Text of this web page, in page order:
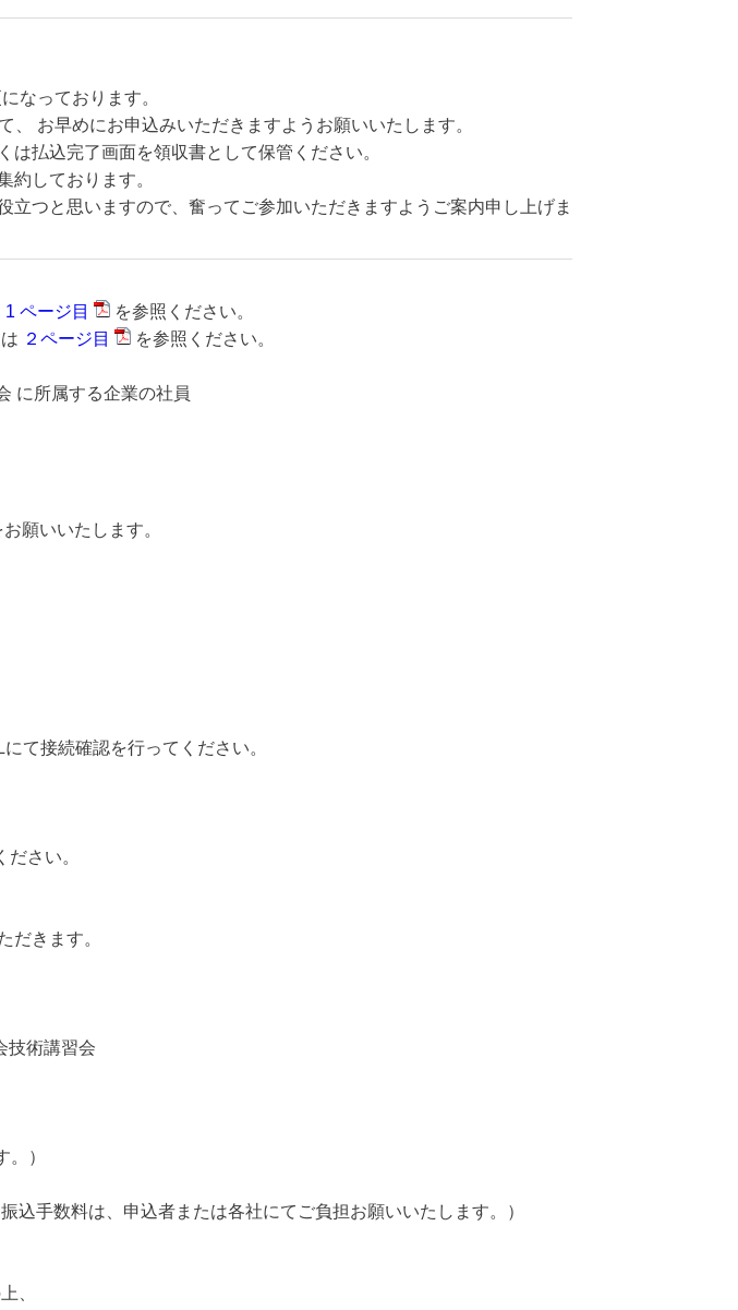
なっております。
お早めにお申込みいただきますようお願いいたします。
払込完了画面を領収書として保管ください。
約しております。
つと思いますので、奮ってご参加いただきますようご案内申し上げま
1 ページ目
を参照ください。
２ページ目 を参照ください。
に所属する企業の社員
願いいたします。
て接続確認を行ってください。
ださい。
きます。
技術講習会
）
料は、申込者または各社にてご負担お願いいたします。）
、